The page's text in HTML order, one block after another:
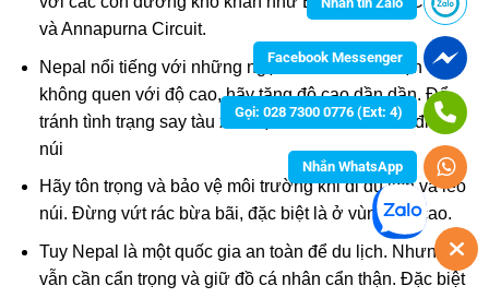
và Annapurna Circuit.
Nepal nổi tiếng với những ngọn núi cao. Nếu bạn
không quen với độ cao, hãy tăng độ cao dần dần. Để
tránh tình trạng say tàu xe hoặc cơn đau đầu khi đi leo
núi
Hãy tôn trọng và bảo vệ môi trường khi đi du lịch và leo
núi. Đừng vứt rác bừa bãi, đặc biệt là ở vùng núi cao.
Tuy Nepal là một quốc gia an toàn để du lịch. Nhưng
vẫn cần cẩn trọng và giữ đồ cá nhân cẩn thận. Đặc biệt
Facebook Messenger
Gọi: 028 7300 0776 (Ext: 4)
Nhắn WhatsApp